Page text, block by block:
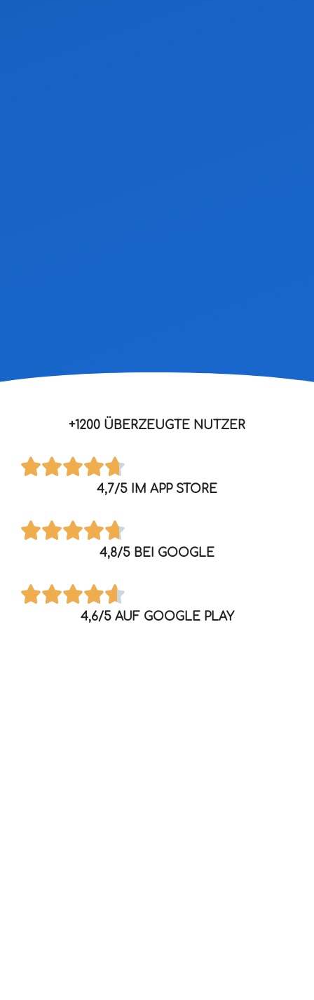
+1200 ÜBERZEUGTE NUTZER
4,7/5 IM APP STORE
4,8/5 BEI GOOGLE
4,6/5 AUF GOOGLE PLAY